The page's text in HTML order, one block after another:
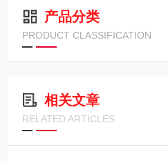
产品分类
PRODUCT CLASSIFICATION
相关文章
RELATED ARTICLES